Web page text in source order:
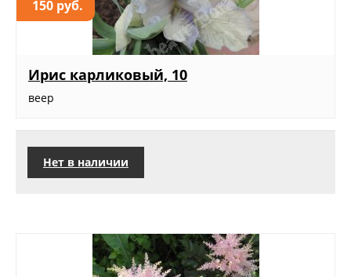
150 руб.
Ирис карликовый, 10
веер
Нет в наличии